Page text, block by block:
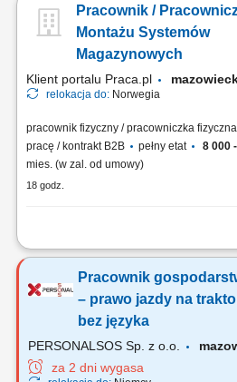
Pracownik /
Montażu Systemów
Magazynowych
Klient portalu Praca.pl
relokacja do: Norwegia
pracownik fizyczny / pracowniczka fizyczna
pracę / kontrakt B2B
pełny etat 8 000
mies. (w zal. od umowy)
18 godz.
Montaż systemów magazynowych typu
materiałów. Dbanie o jakość oraz
Wykonywanie zadań zgodnie z
wdrożeniu samodzielna realizacja prac
Pracownik
– prawo jazdy na
bez języka
PERSONALSOS Sp. z o.o.
za 2 dni wygasa